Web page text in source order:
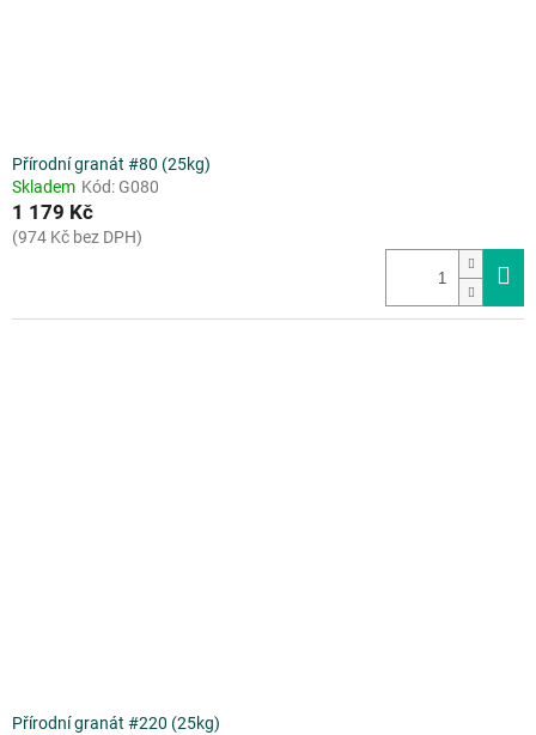
Přírodní granát #80 (25kg)
Skladem Kód: G080
1 179 Kč
(974 Kč bez DPH)
Přírodní granát #220 (25kg)